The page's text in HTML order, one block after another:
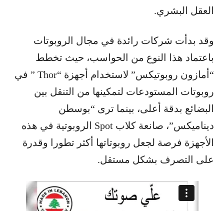
العقل البشري.
وقد بدأت شركات رائدة في مجال الروبوتات
باعتماد هذا النوع من الحواسب، حيث تخطط
“أمازون روبوتيكس” لاستخدام أجهزة “Thor ” في
روبوتات المستودعات لتمكينها من التنقل بين
البضائع بدقة أعلى، بينما ترى “بوسطن
ديناميكس”، صانعة كلاب Spot الروبوتية في هذه
الأجهزة فرصة لجعل روبوتاتها أكثر تطورا وقدرة
على التصرف بشكل مستقل.